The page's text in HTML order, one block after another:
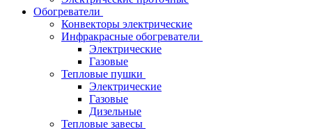
Обогреватели
Конвекторы электрические
Инфракрасные обогреватели
Электрические
Газовые
Тепловые пушки
Электрические
Газовые
Дизельные
Тепловые завесы